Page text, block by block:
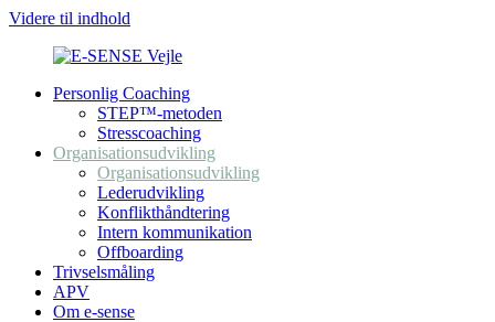
Videre til indhold
Vejle
TRIVSEL
BUSINESS
Personlig Coaching
STEP™-metoden
Stresscoaching
Organisationsudvikling
Organisationsudvikling
Lederudvikling
Konflikthåndtering
Intern kommunikation
Offboarding
Trivselsmåling
APV
Om e-sense